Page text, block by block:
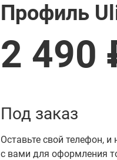
Товар в
Профиль
2 490
Под заказ
Оставьте свой телефон,
с вами для оформления